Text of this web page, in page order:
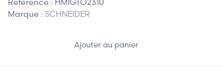
Référence : HMIGTO2310
Marque : SCHNEIDER
Ajouter au panier